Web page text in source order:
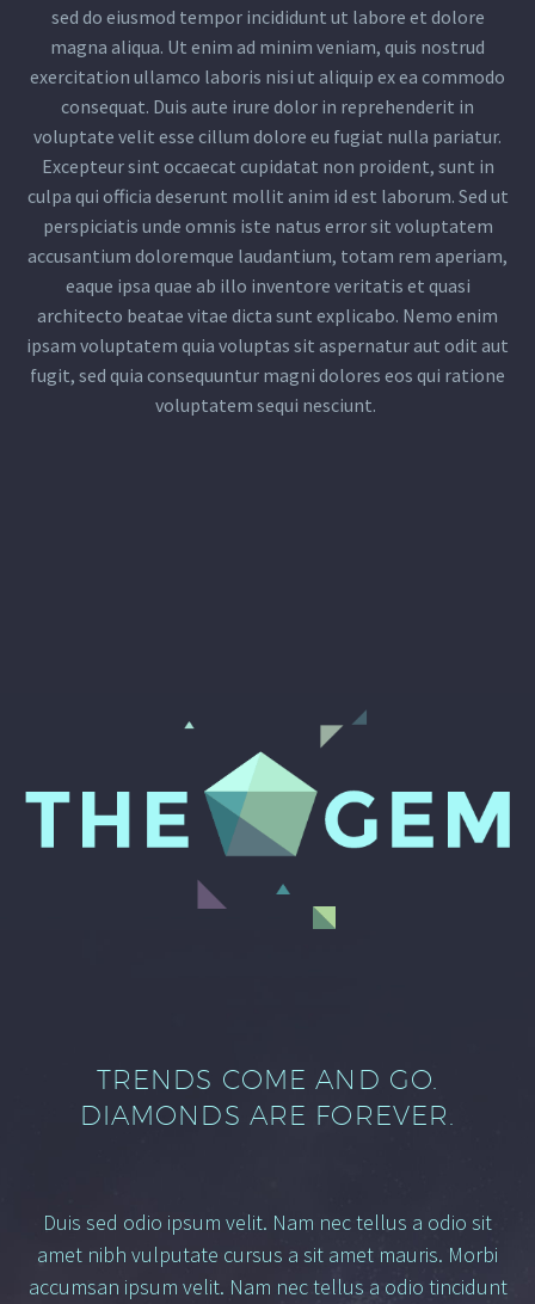
sed do eiusmod tempor incididunt ut labore et dolore
magna aliqua. Ut enim ad minim veniam, quis nostrud
exercitation ullamco laboris nisi ut aliquip ex ea commodo
consequat. Duis aute irure dolor in reprehenderit in
voluptate velit esse cillum dolore eu fugiat nulla pariatur.
Excepteur sint occaecat cupidatat non proident, sunt in
culpa qui officia deserunt mollit anim id est laborum. Sed ut
perspiciatis unde omnis iste natus error sit voluptatem
accusantium doloremque laudantium, totam rem aperiam,
eaque ipsa quae ab illo inventore veritatis et quasi
architecto beatae vitae dicta sunt explicabo. Nemo enim
ipsam voluptatem quia voluptas sit aspernatur aut odit aut
fugit, sed quia consequuntur magni dolores eos qui ratione
voluptatem sequi nesciunt.
TRENDS COME AND GO.
DIAMONDS ARE FOREVER.
Duis sed odio ipsum velit. Nam nec tellus a odio sit
amet nibh vulputate cursus a sit amet mauris. Morbi
accumsan ipsum velit. Nam nec tellus a odio tincidunt